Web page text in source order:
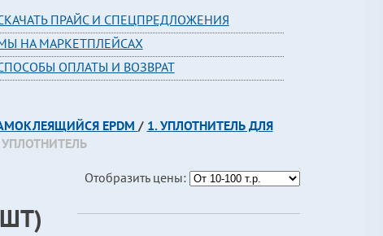
ПРАЙС И СПЕЦПРЕДЛОЖЕНИЯ
НА МАРКЕТПЛЕЙСАХ
ОПЛАТЫ И ВОЗВРАТ
EPDM / 1. УПЛОТНИТЕЛЬ ДЛЯ
УПЛОТНИТЕЛЬ
Отобразить цены: